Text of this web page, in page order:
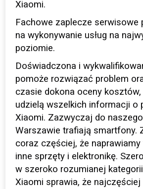
Xiaomi.
Fachowe zaplecze serwisowe
na wykonywanie usług na
poziomie.
Doświadczona i
pomoże rozwiązać problem
czasie dokona oceny
udzielą wszelkich informacji o
Xiaomi. Zazwyczaj do
Warszawie trafiają smartfony.
coraz częściej, że naprawiamy
inne sprzęty i elektronikę.
w szeroko rozumianej kategorii
Xiaomi sprawia, że